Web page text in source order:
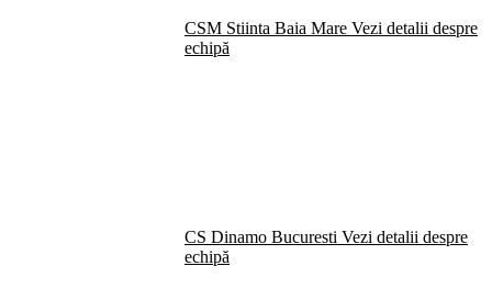
CSM Stiinta Baia Mare Vezi detalii despre
echipă
CS Dinamo Bucuresti Vezi detalii despre
echipă